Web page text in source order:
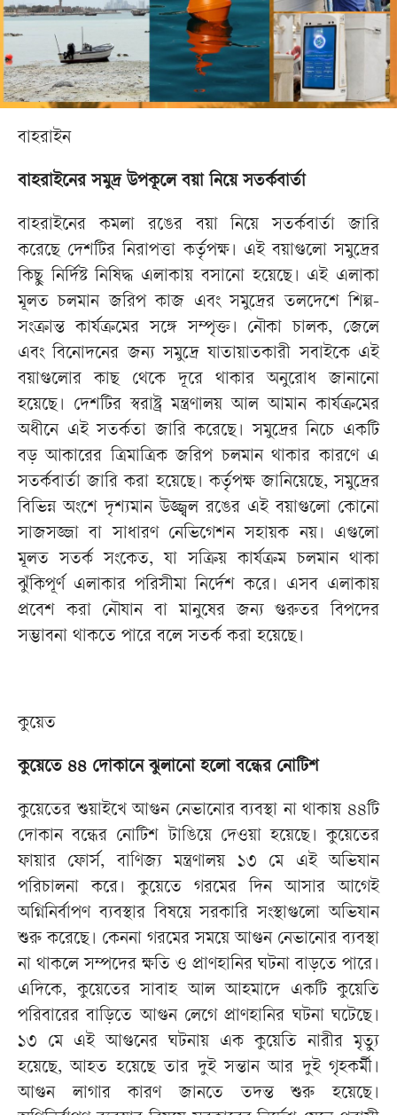
বাহরাইন
বাহরাইনের সমুদ্র উপকূলে বয়া নিয়ে সতর্কবার্তা
বাহরাইনের কমলা রঙের বয়া নিয়ে সতর্কবার্তা জারি
করেছে দেশটির নিরাপত্তা কর্তৃপক্ষ। এই বয়াগুলো সমুদ্রের
কিছু নির্দিষ্ট নিষিদ্ধ এলাকায় বসানো হয়েছে। এই এলাকা
মূলত চলমান জরিপ কাজ এবং সমুদ্রের তলদেশে শিল্প-
সংক্রান্ত কার্যক্রমের সঙ্গে সম্পৃক্ত। নৌকা চালক, জেলে
এবং বিনোদনের জন্য সমুদ্রে যাতায়াতকারী সবাইকে এই
বয়াগুলোর কাছ থেকে দূরে থাকার অনুরোধ জানানো
হয়েছে। দেশটির স্বরাষ্ট্র মন্ত্রণালয় আল আমান কার্যক্রমের
অধীনে এই সতর্কতা জারি করেছে। সমুদ্রের নিচে একটি
বড় আকারের ত্রিমাত্রিক জরিপ চলমান থাকার কারণে এ
সতর্কবার্তা জারি করা হয়েছে। কর্তৃপক্ষ জানিয়েছে, সমুদ্রের
বিভিন্ন অংশে দৃশ্যমান উজ্জ্বল রঙের এই বয়াগুলো কোনো
সাজসজ্জা বা সাধারণ নেভিগেশন সহায়ক নয়। এগুলো
মূলত সতর্ক সংকেত, যা সক্রিয় কার্যক্রম চলমান থাকা
ঝুঁকিপূর্ণ এলাকার পরিসীমা নির্দেশ করে। এসব এলাকায়
প্রবেশ করা নৌযান বা মানুষের জন্য গুরুতর বিপদের
সম্ভাবনা থাকতে পারে বলে সতর্ক করা হয়েছে।
কুয়েত
কুয়েতে ৪৪ দোকানে ঝুলানো হলো বন্ধের নোটিশ
কুয়েতের শুয়াইখে আগুন নেভানোর ব্যবস্থা না থাকায় ৪৪টি
দোকান বন্ধের নোটিশ টাঙিয়ে দেওয়া হয়েছে। কুয়েতের
ফায়ার ফোর্স, বাণিজ্য মন্ত্রণালয় ১৩ মে এই অভিযান
পরিচালনা করে। কুয়েতে গরমের দিন আসার আগেই
অগ্নিনির্বাপণ ব্যবস্থার বিষয়ে সরকারি সংস্থাগুলো অভিযান
শুরু করেছে। কেননা গরমের সময়ে আগুন নেভানোর ব্যবস্থা
না থাকলে সম্পদের ক্ষতি ও প্রাণহানির ঘটনা বাড়তে পারে।
এদিকে, কুয়েতের সাবাহ আল আহমাদে একটি কুয়েতি
পরিবারের বাড়িতে আগুন লেগে প্রাণহানির ঘটনা ঘটেছে।
১৩ মে এই আগুনের ঘটনায় এক কুয়েতি নারীর মৃত্যু
হয়েছে, আহত হয়েছে তার দুই সন্তান আর দুই গৃহকর্মী।
আগুন লাগার কারণ জানতে তদন্ত শুরু হয়েছে।